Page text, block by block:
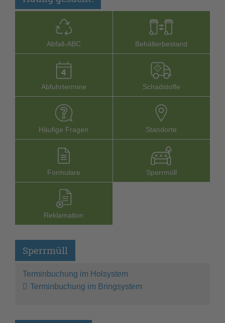
Abfall-­ABC Behälterbestand
Abfuhrtermine Schadstoffe
Häufige Fragen Stand­orte
Formu­lare Sperr­müll
Reklamation
Sperrmüll
Terminbuchung im Holsystem
Terminbuchung im Bringsystem